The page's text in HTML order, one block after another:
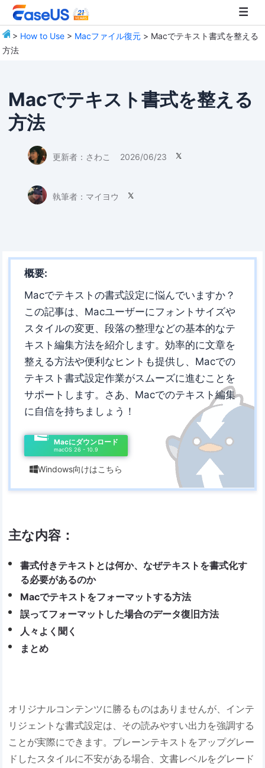
> How to Use > Macファイル復元 > Macでテキスト書式を整える
方法
Macでテキスト書式を整える
方法
更新者： さわこ 2026/06/23 
執筆者： マイヨウ 
概要:
Macでテキストの書式設定に悩んでいますか？
この記事は、Macユーザーにフォントサイズや
スタイルの変更、段落の整理などの基本的なテ
キスト編集方法を紹介します。効率的に文章を
整える方法や便利なヒントも提供し、Macでの
テキスト書式設定作業がスムーズに進むことを
サポートします。さあ、Macでのテキスト編集
に自信を持ちましょう！
Macにダウンロード
macOS 26 - 10.9
Windows向けはこちら
主な内容：
書式付きテキストとは何か、なぜテキストを書式化す
る必要があるのか
Macでテキストをフォーマットする方法
誤ってフォーマットした場合のデータ復旧方法
人々よく聞く
まとめ
オリジナルコンテンツに勝るものはありませんが、インテ
リジェントな書式設定は、その読みやすい出力を強調する
ことが実際にできます。プレーンテキストをアップグレー
ドしたスタイルに不安がある場合、文書レベルをグレード